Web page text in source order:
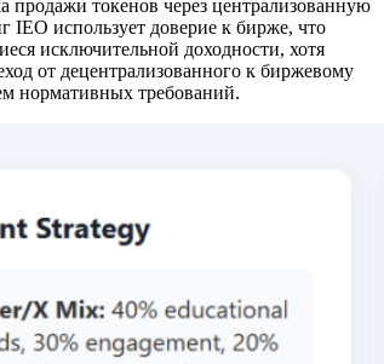
продажи токенов через централизованную
использует доверие к бирже, что
исключительной доходности, хотя
от децентрализованного к биржевому
нормативных требований.